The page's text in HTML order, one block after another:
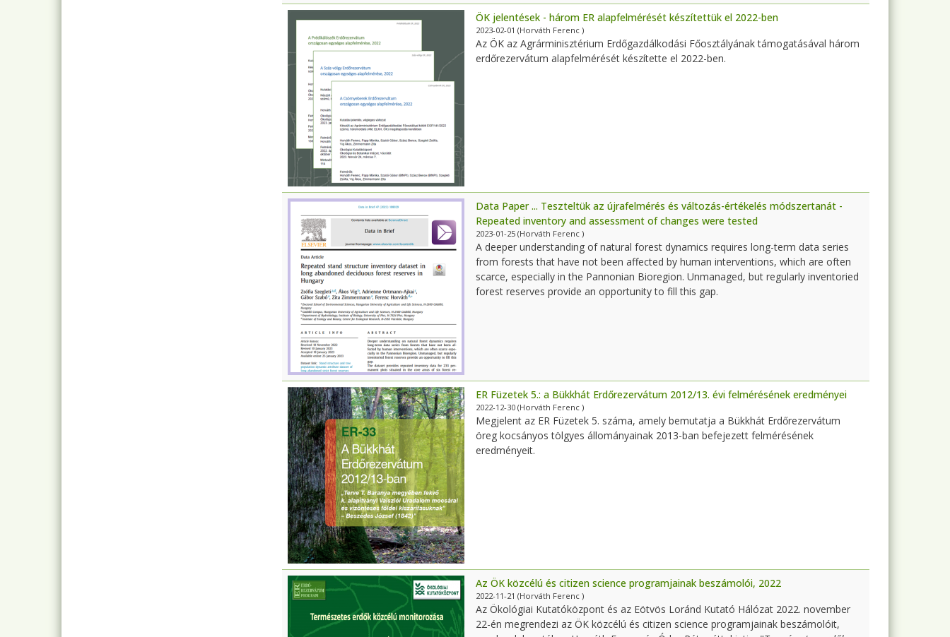
ÖK jelentések - három ER alapfelmérését készítettük el 2022-ben
2023-02-01 (Horváth Ferenc )
Az ÖK az Agrárminisztérium Erdőgazdálkodási Főosztályának támogatásával három
erdőrezervátum alapfelmérését készítette el 2022-ben.
Data Paper ... Teszteltük az újrafelmérés és változás-értékelés módszertanát -
Repeated inventory and assessment of changes were tested
2023-01-25 (Horváth Ferenc )
A deeper understanding of natural forest dynamics requires long-term data series
from forests that have not been affected by human interventions, which are often
scarce, especially in the Pannonian Bioregion. Unmanaged, but regularly inventoried
forest reserves provide an opportunity to fill this gap.
ER Füzetek 5.: a Bükkhát Erdőrezervátum 2012/13. évi felmérésének eredményei
2022-12-30 (Horváth Ferenc )
Megjelent az ER Füzetek 5. száma, amely bemutatja a Bükkhát Erdőrezervátum
öreg kocsányos tölgyes állományainak 2013-ban befejezett felmérésének
eredményeit.
Az ÖK közcélú és citizen science programjainak beszámolói, 2022
2022-11-21 (Horváth Ferenc )
Az Ökológiai Kutatóközpont és az Eötvös Loránd Kutató Hálózat 2022. november
22-én megrendezi az ÖK közcélú és citizen science programjainak beszámolóit,